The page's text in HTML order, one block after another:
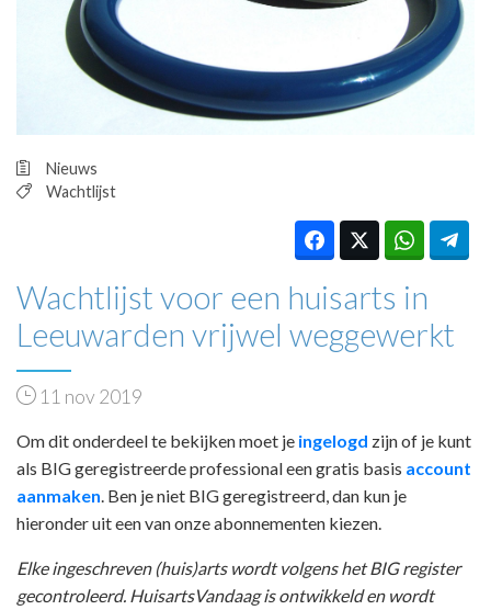
PRAKTIJKZAKEN
TARIEVEN
VPHUISARTSEN
MEDISCHE VAKHANDEL
REGISTRATIE
Nieuws
Wachtlijst
Wachtlijst voor een huisarts in
Leeuwarden vrijwel weggewerkt
11 nov 2019
Om dit onderdeel te bekijken moet je ingelogd zijn of je kunt
als BIG geregistreerde professional een gratis basis account
aanmaken . Ben je niet BIG geregistreerd, dan kun je
hieronder uit een van onze abonnementen kiezen.
Elke ingeschreven (huis)arts wordt volgens het BIG register
gecontroleerd. HuisartsVandaag is ontwikkeld en wordt